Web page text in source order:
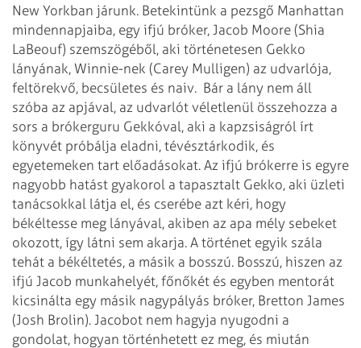
New Yorkban járunk. Betekintünk a pezsgő Manhattan
mindennapjaiba, egy ifjú bróker, Jacob Moore (Shia
LaBeouf) szemszögéből, aki történetesen Gekko
lányának, Winnie-nek (Carey Mulligen) az udvarlója,
feltörekvő, becsületes és naiv. Bár a lány nem áll
szóba az apjával, az udvarlót véletlenül összehozza a
sors a brókerguru Gekkóval, aki a kapzsiságról írt
könyvét próbálja eladni, tévésztárkodik, és
egyetemeken tart előadásokat. Az ifjú brókerre is egyre
nagyobb hatást gyakorol a tapasztalt Gekko, aki üzleti
tanácsokkal látja el, és cserébe azt kéri, hogy
békéltesse meg lányával, akiben az apa mély sebeket
okozott, így látni sem akarja. A történet egyik szála
tehát a békéltetés, a másik a bosszú. Bosszú, hiszen az
ifjú Jacob munkahelyét, főnőkét és egyben mentorát
kicsinálta egy másik nagypályás bróker, Bretton James
(Josh Brolin). Jacobot nem hagyja nyugodni a
gondolat, hogyan történhetett ez meg, és miután